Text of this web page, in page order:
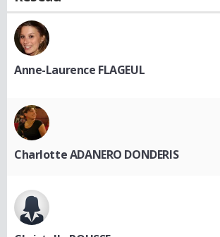
Anne-Laurence FLAGEUL
Charlotte ADANERO DONDERIS